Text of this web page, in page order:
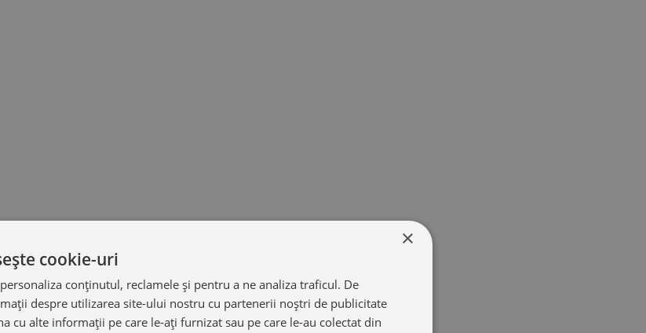
×
cookie-uri
conținutul, reclamele și pentru a ne analiza traficul. De
despre utilizarea site-ului nostru cu partenerii noștri de publicitate
cu alte informații pe care le-ați furnizat sau pe care le-au colectat din